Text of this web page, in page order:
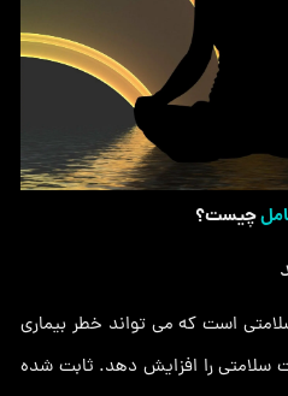
چیست؟
است که می تواند خطر بیماری
سلامتی را افزایش دهد. ثابت شده